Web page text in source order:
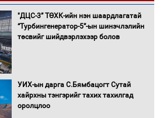
"ДЦС-3” ТӨХК-ийн нэн шаардлагатай
“Турбингенератор-5”-ын шинэчлэлийн
төсвийг шийдвэрлэхээр болов
УИХ-ын дарга С.Бямбацогт Сутай
хайрхны тэнгэрийг тахих тахилгад
оролцлоо